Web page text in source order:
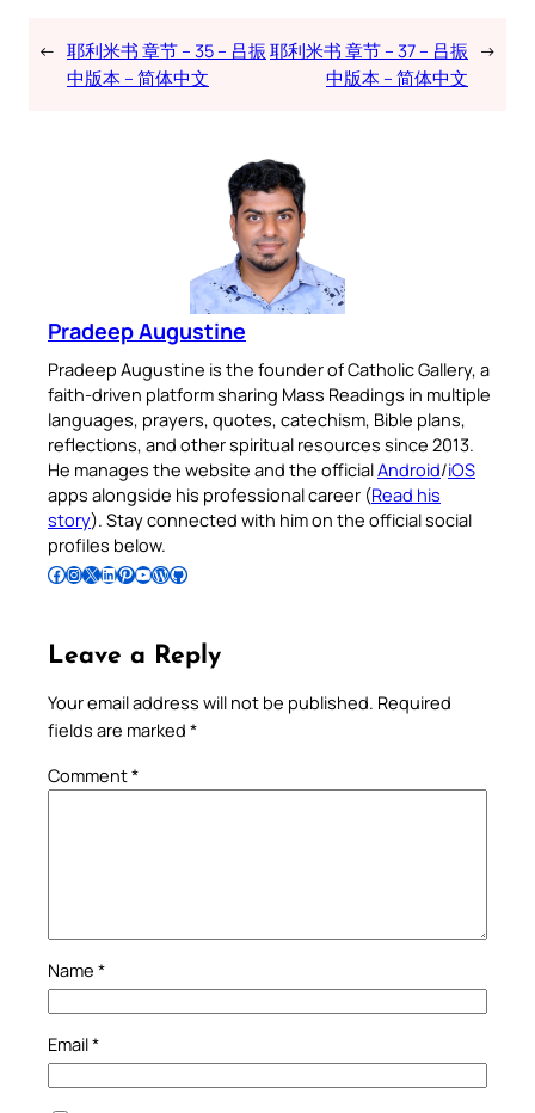
← 耶利米书 章节 – 35 – 吕振
中版本 – 简体中文
耶利米书 章节 – 37 – 吕振
中版本 – 简体中文
→
Pradeep Augustine
Pradeep Augustine is the founder of Catholic Gallery, a
faith-driven platform sharing Mass Readings in multiple
languages, prayers, quotes, catechism, Bible plans,
reflections, and other spiritual resources since 2013.
He manages the website and the officialAndroid/iOS
apps alongside his professional career (Read his
story). Stay connected with him on the official social
profiles below.
Follow Pradeep on Facebook Follow Pradeep on InstagramFollow Pradeep on X Follow Pradeep on LinkedIn Follow Pradeep on Pinterest Subscribe to Pradeep’s Youtube Channel Follow Pradeep on WordPress Follow Pradeep on GitHub
Leave a Reply
Your email address will not be published. Required
fields are marked *
Comment*
Name *
Email*